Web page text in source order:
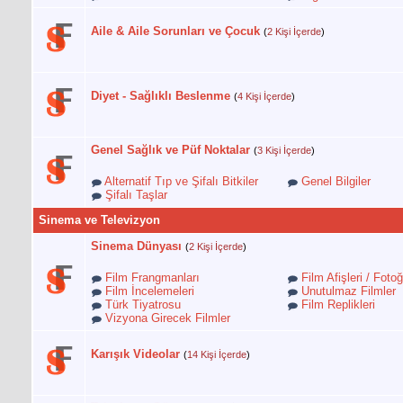
Aile & Aile Sorunları ve Çocuk (2 Kişi İçerde)
Diyet - Sağlıklı Beslenme (4 Kişi İçerde)
Genel Sağlık ve Püf Noktalar (3 Kişi İçerde)
Alternatif Tıp ve Şifalı Bitkiler
Genel Bilgiler
Şifalı Taşlar
Sinema ve Televizyon
Sinema Dünyası (2 Kişi İçerde)
Film Frangmanları
Film Afişleri /
Film İncelemeleri
Unutulmaz Filmler
Türk Tiyatrosu
Film Replikleri
Vizyona Girecek Filmler
Karışık Videolar (14 Kişi İçerde)